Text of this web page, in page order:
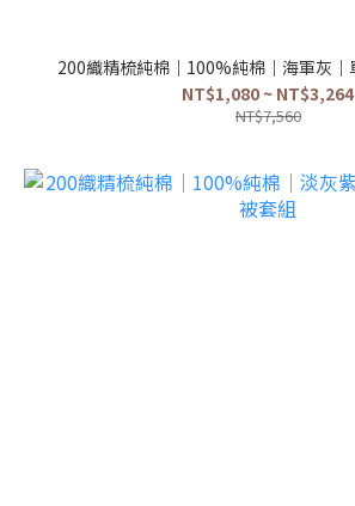
200織精梳純棉｜100%純棉｜海軍灰｜
NT$1,080 ~ NT$3,264
NT$7,560